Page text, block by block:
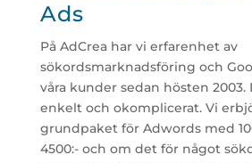
Ads
På AdCrea har vi erfarenhet av
sökordsmarknadsföring och
våra kunder sedan hösten 2003.
enkelt och okomplicerat. Vi
grundpaket för Adwords med
4500:- och om det för något